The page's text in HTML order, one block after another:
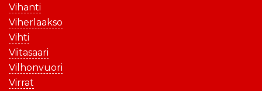
Vihanti
Viherlaakso
Vihti
Viitasaari
Vilhonvuori
Virrat